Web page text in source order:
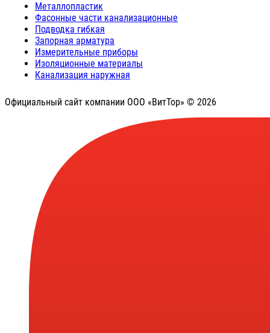
Металлопластик
Фасонные части канализационные
Подводка гибкая
Запорная арматура
Измерительные приборы
Изоляционные материалы
Канализация наружная
Официальный сайт компании ООО «ВитТор» © 2026